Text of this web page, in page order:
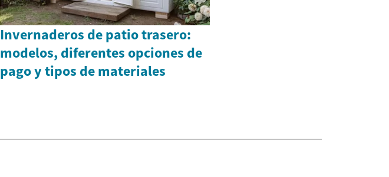
Invernaderos de patio trasero:
modelos, diferentes opciones de
pago y tipos de materiales